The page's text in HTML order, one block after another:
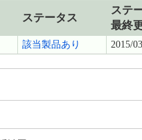
ステータス
ステ
最終
該当製品あり 2015/